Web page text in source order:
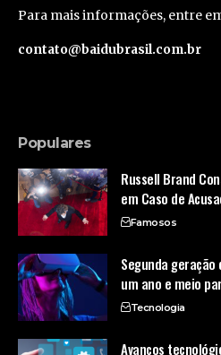
Para mais informações, entre
contato@baidubrasil.com.br
Populares
Russell Brand
em Caso de
Famosos
Segunda geração
um ano e meio
Tecnologia
Avanços